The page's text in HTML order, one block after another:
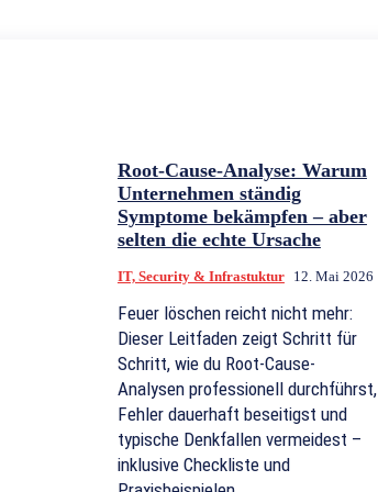
Root-Cause-Analyse: Warum
Unternehmen ständig
Symptome bekämpfen – aber
selten die echte Ursache
IT, Security & Infrastuktur 12. Mai 2026
Feuer löschen reicht nicht mehr:
Dieser Leitfaden zeigt Schritt für
Schritt, wie du Root-Cause-
Analysen professionell durchführst,
Fehler dauerhaft beseitigst und
typische Denkfallen vermeidest –
inklusive Checkliste und